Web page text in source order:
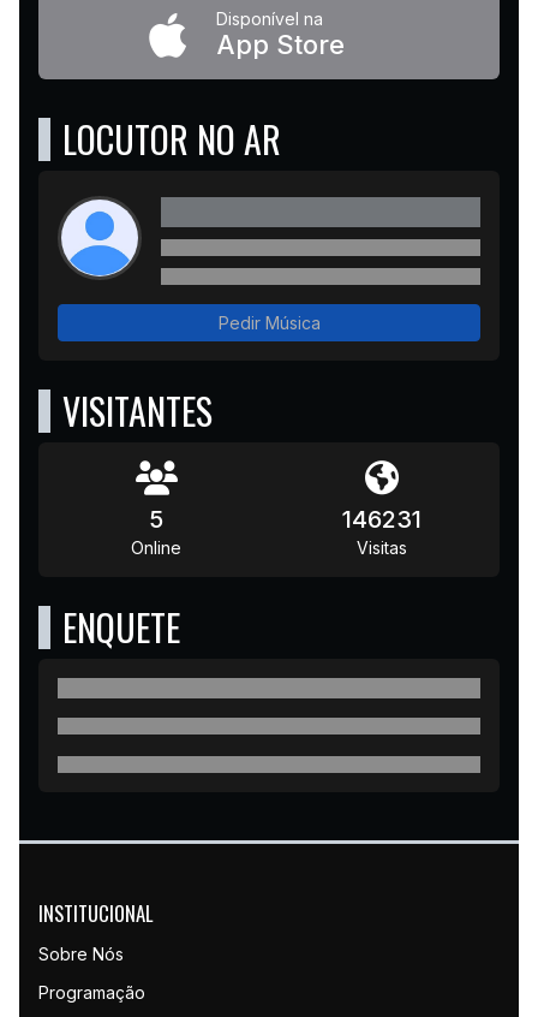
Disponível na
App Store
LOCUTOR NO AR
Pedir Música
VISITANTES
5
Online
146231
Visitas
ENQUETE
INSTITUCIONAL
Sobre Nós
Programação